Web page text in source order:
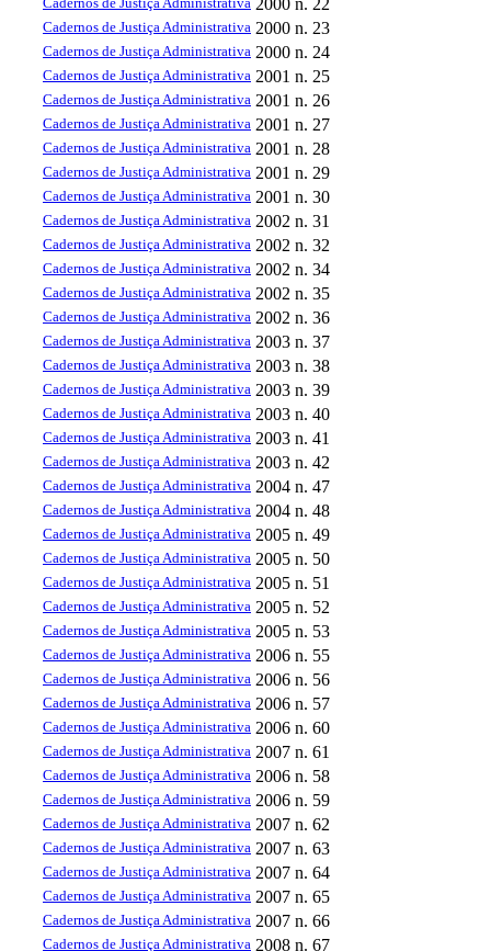
2000 n. 22
Cadernos de Justiça Administrativa 2000 n. 23
Cadernos de Justiça Administrativa 2000 n. 24
Cadernos de Justiça Administrativa 2001 n. 25
Cadernos de Justiça Administrativa 2001 n. 26
Cadernos de Justiça Administrativa 2001 n. 27
Cadernos de Justiça Administrativa 2001 n. 28
Cadernos de Justiça Administrativa 2001 n. 29
Cadernos de Justiça Administrativa 2001 n. 30
Cadernos de Justiça Administrativa 2002 n. 31
Cadernos de Justiça Administrativa 2002 n. 32
Cadernos de Justiça Administrativa 2002 n. 34
Cadernos de Justiça Administrativa 2002 n. 35
Cadernos de Justiça Administrativa 2002 n. 36
Cadernos de Justiça Administrativa 2003 n. 37
Cadernos de Justiça Administrativa 2003 n. 38
Cadernos de Justiça Administrativa 2003 n. 39
Cadernos de Justiça Administrativa 2003 n. 40
Cadernos de Justiça Administrativa 2003 n. 41
Cadernos de Justiça Administrativa 2003 n. 42
Cadernos de Justiça Administrativa 2004 n. 47
Cadernos de Justiça Administrativa 2004 n. 48
Cadernos de Justiça Administrativa 2005 n. 49
Cadernos de Justiça Administrativa 2005 n. 50
Cadernos de Justiça Administrativa 2005 n. 51
Cadernos de Justiça Administrativa 2005 n. 52
Cadernos de Justiça Administrativa 2005 n. 53
Cadernos de Justiça Administrativa 2006 n. 55
Cadernos de Justiça Administrativa 2006 n. 56
Cadernos de Justiça Administrativa 2006 n. 57
Cadernos de Justiça Administrativa 2006 n. 60
Cadernos de Justiça Administrativa 2007 n. 61
Cadernos de Justiça Administrativa 2006 n. 58
Cadernos de Justiça Administrativa 2006 n. 59
Cadernos de Justiça Administrativa 2007 n. 62
Cadernos de Justiça Administrativa 2007 n. 63
Cadernos de Justiça Administrativa 2007 n. 64
Cadernos de Justiça Administrativa 2007 n. 65
Cadernos de Justiça Administrativa 2007 n. 66
Cadernos de Justiça Administrativa 2008 n. 67